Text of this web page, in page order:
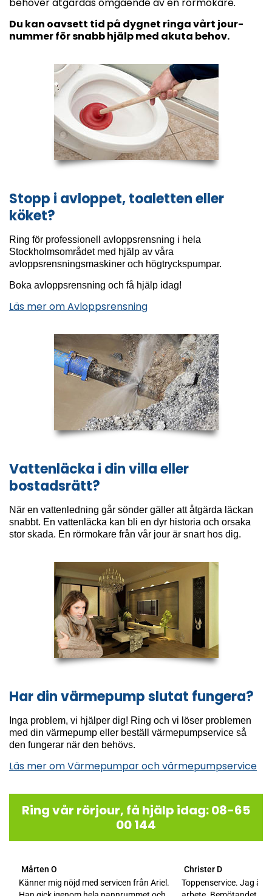
Du kan oavsett tid på dygnet ringa vårt jour-
nummer för snabb hjälp med akuta behov.
Stopp i avloppet, toaletten eller
köket?
Ring för professionell avloppsrensning i hela
Stockholmsområdet med hjälp av våra
avloppsrensningsmaskiner och högtryckspumpar.
Boka avloppsrensning och få hjälp idag!
Läs mer om Avloppsrensning
Vattenläcka i din villa eller
bostadsrätt?
När en vattenledning går sönder gäller att åtgärda läckan
snabbt. En vattenläcka kan bli en dyr historia och orsaka
stor skada. En rörmokare från vår jour är snart hos dig.
Har din värmepump slutat fungera?
Inga problem, vi hjälper dig! Ring och vi löser problemen
med din värmepump eller beställ värmepumpservice så
den fungerar när den behövs.
Läs mer om Värmepumpar och värmepumpservice
Ring vår rörjour, få hjälp idag: 08-65
00 144